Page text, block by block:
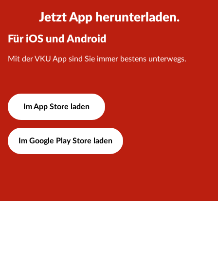
Jetzt App herunterladen.
Für iOS und Android
Mit der VKU App sind Sie immer bestens unterwegs.
Im App Store laden
Im Google Play Store laden